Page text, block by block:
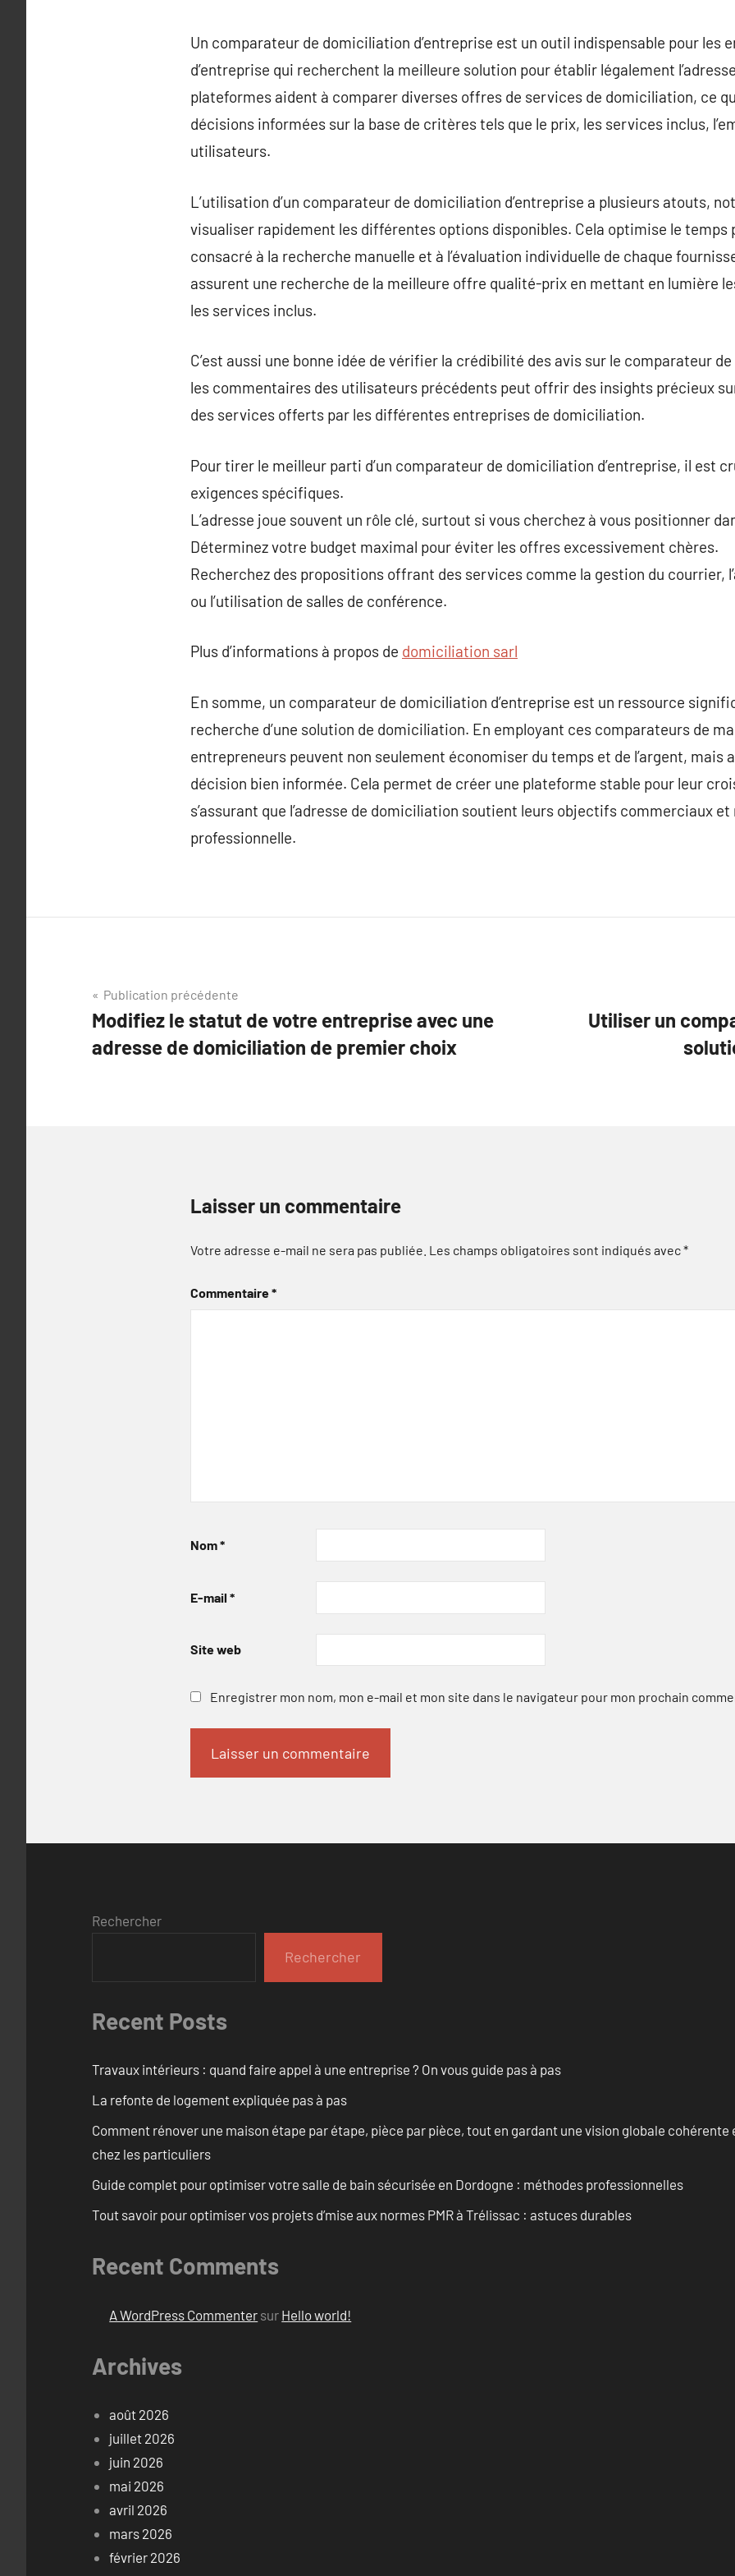
Un comparateur de domiciliation d’entreprise est un outil indispensable pour les
d’entreprise qui recherchent la meilleure solution pour établir légalement
plateformes aident à comparer diverses offres de services de domiciliation, ce
décisions informées sur la base de critères tels que le prix, les services inclus,
utilisateurs.
L’utilisation d’un comparateur de domiciliation d’entreprise a plusieurs atouts,
visualiser rapidement les différentes options disponibles. Cela optimise le
consacré à la recherche manuelle et à l’évaluation individuelle de chaque
assurent une recherche de la meilleure offre qualité-prix en mettant en lumière
les services inclus.
C’est aussi une bonne idée de vérifier la crédibilité des avis sur le comparateur
les commentaires des utilisateurs précédents peut offrir des insights précieux
des services offerts par les différentes entreprises de domiciliation.
Pour tirer le meilleur parti d’un comparateur de domiciliation d’entreprise, il est
exigences spécifiques.
L’adresse joue souvent un rôle clé, surtout si vous cherchez à vous positionner
Déterminez votre budget maximal pour éviter les offres excessivement chères.
Recherchez des propositions offrant des services comme la gestion du courrier,
ou l’utilisation de salles de conférence.
Plus d’informations à propos de domiciliation sarl
En somme, un comparateur de domiciliation d’entreprise est un ressource
recherche d’une solution de domiciliation. En employant ces comparateurs de
entrepreneurs peuvent non seulement économiser du temps et de l’argent, mais
décision bien informée. Cela permet de créer une plateforme stable pour leur
s’assurant que l’adresse de domiciliation soutient leurs objectifs commerciaux
professionnelle.
Navigation
de
l’article
Publication précédente
Modifiez le statut de votre entreprise avec une
adresse de domiciliation de premier choix
Utiliser un
Laisser un commentaire
Votre adresse e-mail ne sera pas publiée. Les champs obligatoires sont indiqués avec*
Commentaire*
Nom*
E-mail *
Site web
Enregistrer mon nom, mon e-mail et mon site dans le navigateur pour mon prochain
Rechercher
Rechercher
Recent Posts
Travaux intérieurs : quand faire appel à une entreprise ? On vous guide pas à pas
La refonte de logement expliquée pas à pas
Comment rénover une maison étape par étape, pièce par pièce, tout en gardant une vision globale
chez les particuliers
Guide complet pour optimiser votre salle de bain sécurisée en Dordogne : méthodes professionnelles
Tout savoir pour optimiser vos projets d’mise aux normes PMR à Trélissac : astuces durables
Recent Comments
A WordPress Commenter sur Hello world!
Archives
août 2026
juillet 2026
juin 2026
mai 2026
avril 2026
mars 2026
février 2026